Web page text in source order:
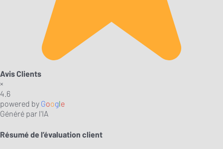
Avis Clients
×
4.6
powered by Google
Généré par l'IA
Résumé de l’évaluation client